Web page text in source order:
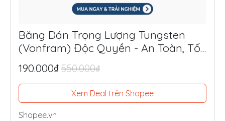
Băng Dán Trọng Lượng Tungsten
(Vonfram) Độc Quyền - An Toàn, Tối
Ưu Lực Đánh, Điểm Ngọt
190.000₫550.000₫
Xem Deal trên Shopee
Shopee.vn